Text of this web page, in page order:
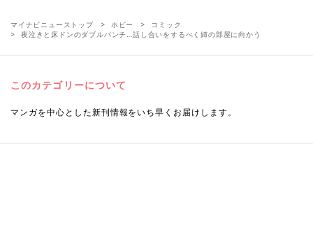
マイナビニューストップ ホビー
コミック
夜泣きと床ドンのダブルパンチ…話し合いをするべく姉の部屋に向かう
このカテゴリーについて
マンガを中心とした新刊情報をいち早くお届けします。